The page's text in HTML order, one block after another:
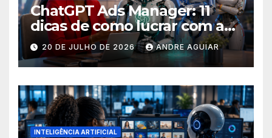
ChatGPT Ads Manager: 11
dicas de como lucrar com as
buscas nas ferramentas de
inteligência artificial
20 DE JULHO DE 2026 ANDRE AGUIAR
INTELIGÊNCIA ARTIFICIAL